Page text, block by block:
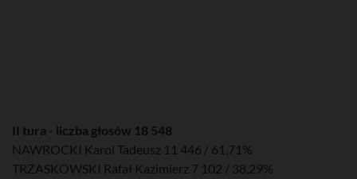
II tura - liczba głosów 18 548
NAWROCKI Karol Tadeusz 11 446 / 61,71%
TRZASKOWSKI Rafał Kazimierz 7 102 / 38,29%